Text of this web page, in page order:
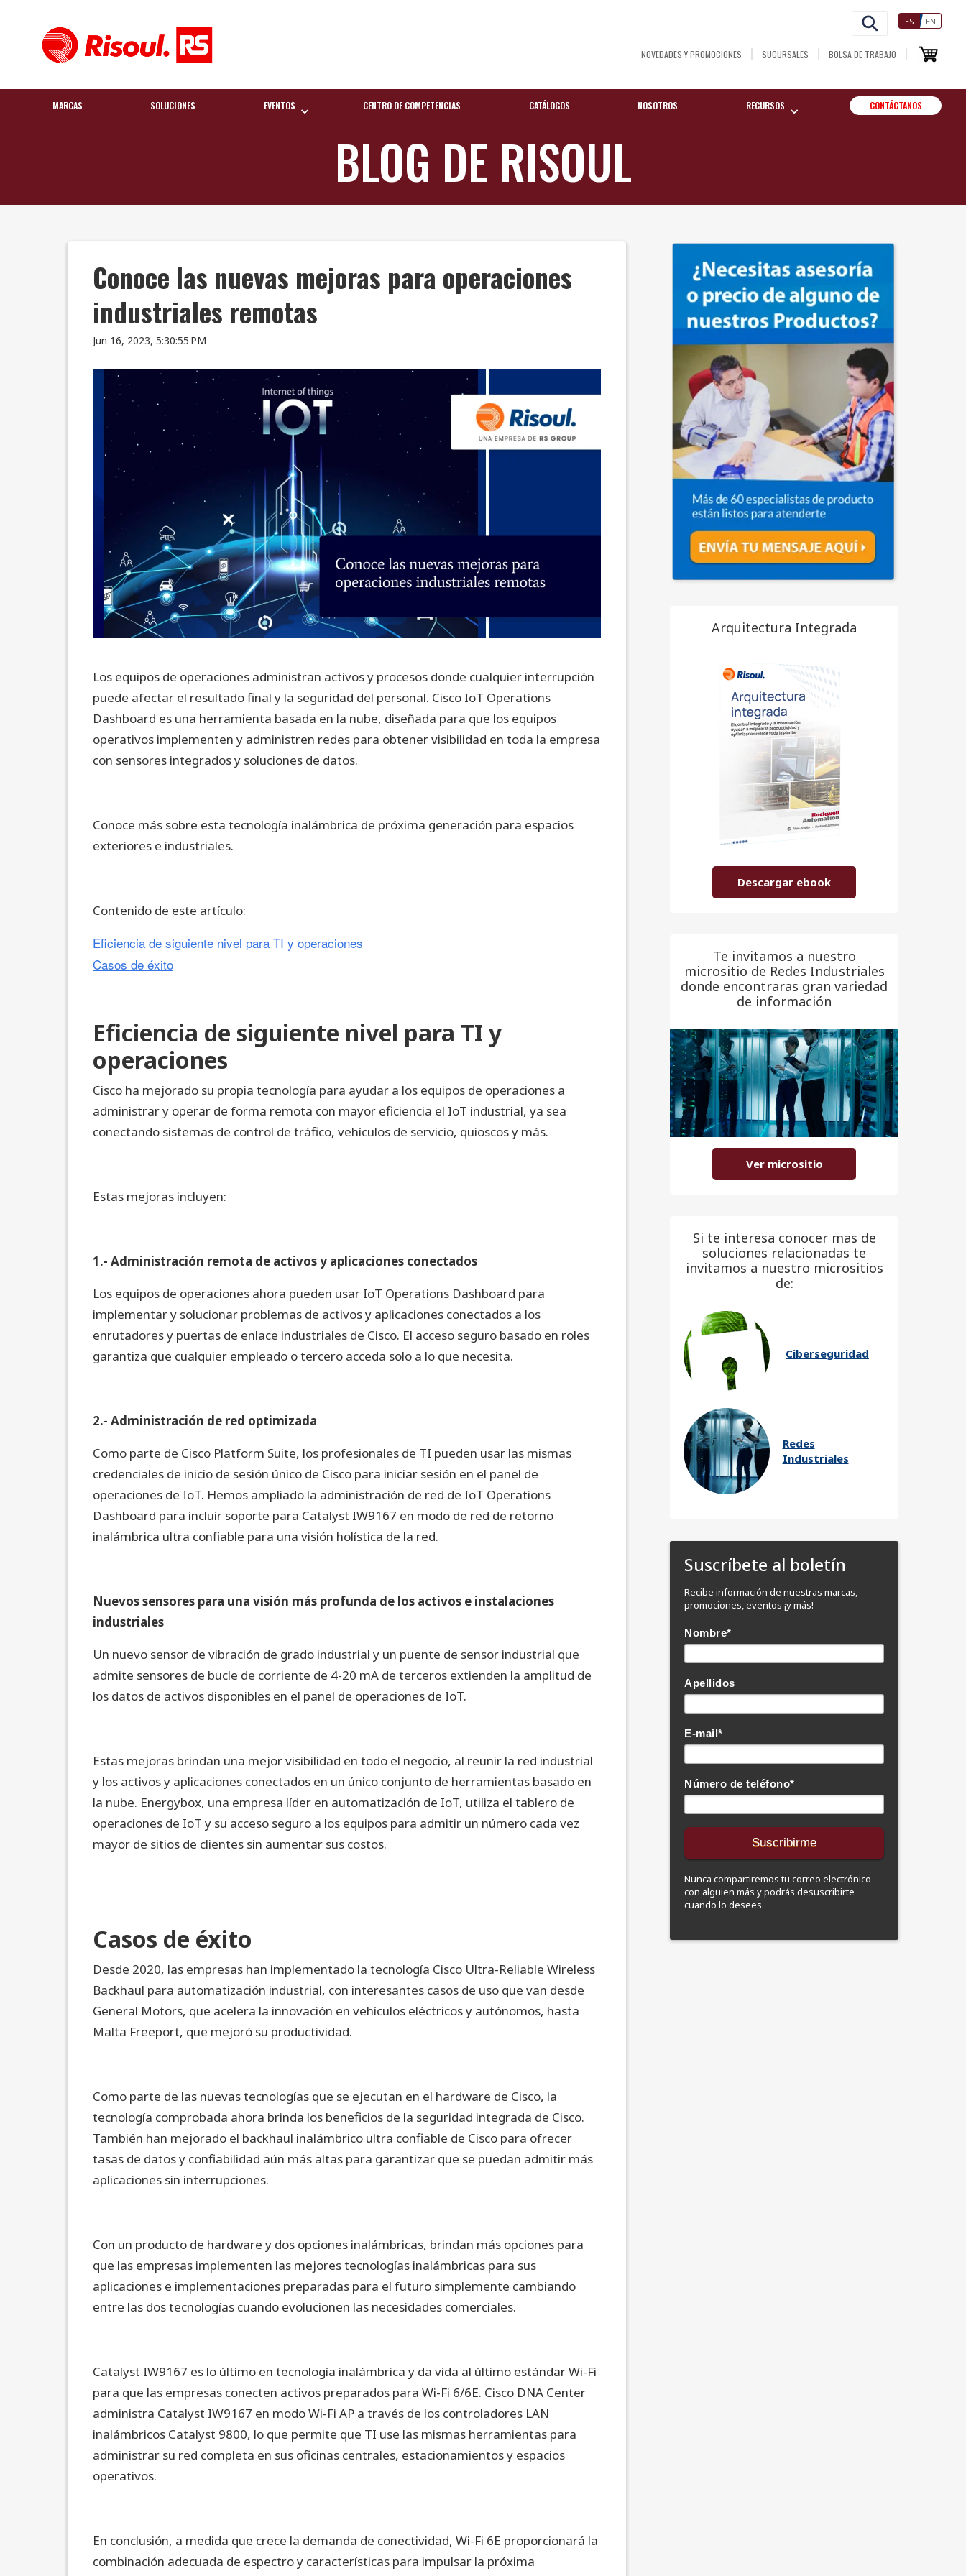
ES EN
NOVEDADES Y PROMOCIONES SUCURSALES BOLSA DE TRABAJO
MARCAS SOLUCIONES EVENTOS CENTRO DE COMPETENCIAS CATÁLOGOS NOSOTROS RECURSOS CONTÁCTANOS
BLOG DE RISOUL
Conoce las nuevas mejoras para operaciones
industriales remotas
Jun 16, 2023, 5:30:55 PM
Los equipos de operaciones administran activos y procesos donde cualquier interrupción
puede afectar el resultado final y la seguridad del personal. Cisco IoT Operations
Dashboard es una herramienta basada en la nube, diseñada para que los equipos
operativos implementen y administren redes para obtener visibilidad en toda la empresa
con sensores integrados y soluciones de datos.
Conoce más sobre esta tecnología inalámbrica de próxima generación para espacios
exteriores e industriales.
Contenido de este artículo:
Eficiencia de siguiente nivel para TI y operaciones
Casos de éxito
Eficiencia de siguiente nivel para TI y
operaciones
Cisco ha mejorado su propia tecnología para ayudar a los equipos de operaciones a
administrar y operar de forma remota con mayor eficiencia el IoT industrial, ya sea
conectando sistemas de control de tráfico, vehículos de servicio, quioscos y más.
Estas mejoras incluyen:
1.- Administración remota de activos y aplicaciones conectados
Los equipos de operaciones ahora pueden usar IoT Operations Dashboard para
implementar y solucionar problemas de activos y aplicaciones conectados a los
enrutadores y puertas de enlace industriales de Cisco. El acceso seguro basado en roles
garantiza que cualquier empleado o tercero acceda solo a lo que necesita.
2.- Administración de red optimizada
Como parte de Cisco Platform Suite, los profesionales de TI pueden usar las mismas
credenciales de inicio de sesión único de Cisco para iniciar sesión en el panel de
operaciones de IoT. Hemos ampliado la administración de red de IoT Operations
Dashboard para incluir soporte para Catalyst IW9167 en modo de red de retorno
inalámbrica ultra confiable para una visión holística de la red.
Nuevos sensores para una visión más profunda de los activos e instalaciones
industriales
Un nuevo sensor de vibración de grado industrial y un puente de sensor industrial que
admite sensores de bucle de corriente de 4-20 mA de terceros extienden la amplitud de
los datos de activos disponibles en el panel de operaciones de IoT.
Estas mejoras brindan una mejor visibilidad en todo el negocio, al reunir la red industrial
y los activos y aplicaciones conectados en un único conjunto de herramientas basado en
la nube. Energybox, una empresa líder en automatización de IoT, utiliza el tablero de
operaciones de IoT y su acceso seguro a los equipos para admitir un número cada vez
mayor de sitios de clientes sin aumentar sus costos.
Casos de éxito
Desde 2020, las empresas han implementado la tecnología Cisco Ultra-Reliable Wireless
Backhaul para automatización industrial, con interesantes casos de uso que van desde
General Motors, que acelera la innovación en vehículos eléctricos y autónomos, hasta
Malta Freeport, que mejoró su productividad.
Como parte de las nuevas tecnologías que se ejecutan en el hardware de Cisco, la
tecnología comprobada ahora brinda los beneficios de la seguridad integrada de Cisco.
También han mejorado el backhaul inalámbrico ultra confiable de Cisco para ofrecer
tasas de datos y confiabilidad aún más altas para garantizar que se puedan admitir más
aplicaciones sin interrupciones.
Con un producto de hardware y dos opciones inalámbricas, brindan más opciones para
que las empresas implementen las mejores tecnologías inalámbricas para sus
aplicaciones e implementaciones preparadas para el futuro simplemente cambiando
entre las dos tecnologías cuando evolucionen las necesidades comerciales.
Catalyst IW9167 es lo último en tecnología inalámbrica y da vida al último estándar Wi-Fi
para que las empresas conecten activos preparados para Wi-Fi 6/6E. Cisco DNA Center
administra Catalyst IW9167 en modo Wi-Fi AP a través de los controladores LAN
inalámbricos Catalyst 9800, lo que permite que TI use las mismas herramientas para
administrar su red completa en sus oficinas centrales, estacionamientos y espacios
operativos.
En conclusión, a medida que crece la demanda de conectividad, Wi-Fi 6E proporcionará la
combinación adecuada de espectro y características para impulsar la próxima
Arquitectura Integrada
Descargar ebook
Te invitamos a nuestro
micrositio de Redes Industriales
donde encontraras gran variedad
de información
Ver micrositio
Si te interesa conocer mas de
soluciones relacionadas te
invitamos a nuestro micrositios
de:
Ciberseguridad
Redes
Industriales
Suscríbete al boletín
Recibe información de nuestras marcas,
promociones, eventos ¡y más!
Nombre*
Apellidos
E-mail*
Número de teléfono*
Nunca compartiremos tu correo electrónico
con alguien más y podrás desuscribirte
cuando lo desees.